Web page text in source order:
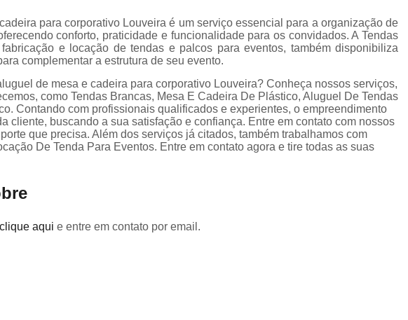
para corporativo Louveira é um serviço essencial para a organização de
conforto, praticidade e funcionalidade para os convidados. A Tendas
e locação de tendas e palcos para eventos, também disponibiliza
complementar a estrutura de seu evento.
de mesa e cadeira para corporativo Louveira? Conheça nossos serviços,
como Tendas Brancas, Mesa E Cadeira De Plástico, Aluguel De Tendas
Contando com profissionais qualificados e experientes, o empreendimento
cliente, buscando a sua satisfação e confiança. Entre em contato com nossos
que precisa. Além dos serviços já citados, também trabalhamos com
De Tenda Para Eventos. Entre em contato agora e tire todas as suas
clique aqui e entre em contato por email.